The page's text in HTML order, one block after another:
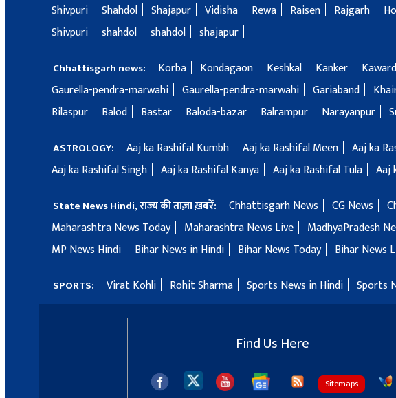
Shivpuri
Shahdol Shajapur Vidisha Rewa Raisen Rajgarh
Shivpuri
shahdol shahdol shajapur
Chhattisgarh news: Korba Kondagaon Keshkal Kanker
Gaurella-pendra-marwahi
Gaurella-pendra-marwahi Gariaband
Bilaspur
Balod Bastar Baloda-bazar Balrampur Narayanpur
ASTROLOGY: Aaj ka Rashifal Kumbh Aaj ka Rashifal Meen Aaj ka
Aaj ka Rashifal Singh
Aaj ka Rashifal Kanya Aaj ka Rashifal Tula Aaj
State News Hindi, राज्य की ताज़ा ख़बरें: Chhattisgarh News CG News
Maharashtra News Today
Maharashtra News Live MadhyaPradesh
MP News Hindi
Bihar News in Hindi Bihar News Today Bihar News
SPORTS: Virat Kohli Rohit Sharma Sports News in Hindi Sports
Find Us Here
Sitemaps